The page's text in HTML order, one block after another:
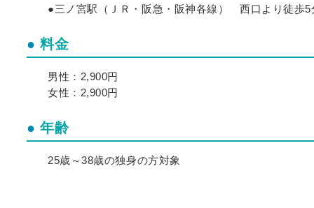
●三ノ宮駅（ＪＲ・阪急・阪神各線） 西口より徒歩5
料金
男性：2,900円
女性：2,900円
年齢
25歳～38歳の独身の方対象